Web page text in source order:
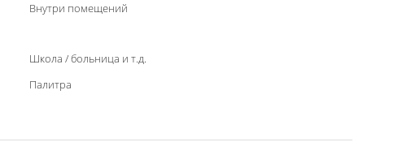
Внутри помещений
Школа / больница и т.д.
Палитра